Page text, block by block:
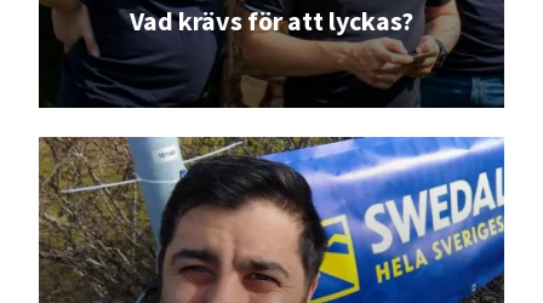
Vad krävs för att lyckas?